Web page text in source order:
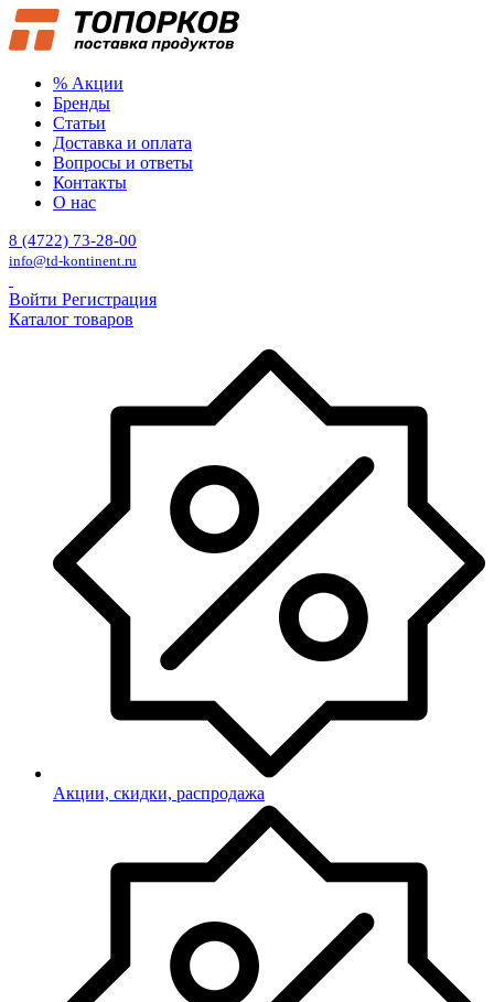
% Акции
Бренды
Статьи
Доставка и оплата
Вопросы и ответы
Контакты
О нас
8 (4722) 73-28-00
info@td-kontinent.ru
Войти Регистрация
Каталог товаров
Акции, скидки, распродажа